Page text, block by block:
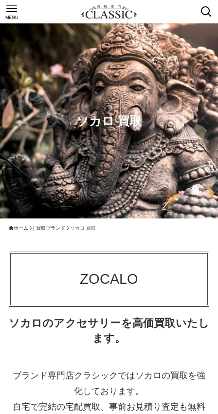
MENU
ソカロ 買取
ホーム | 買取ブランド ソカロ 買取
ZOCALO
ソカロのアクセサリーを高価買取いたし
ます。
ブランド専門店クラシックではソカロの買取を強
化しております。
自宅で完結の宅配買取、事前お見積り査定も無料